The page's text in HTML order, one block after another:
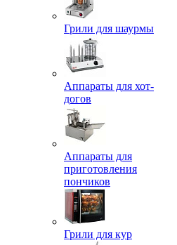
Грили для шаурмы
Аппараты для хот-
догов
Аппараты для
приготовления
пончиков
Грили для кур